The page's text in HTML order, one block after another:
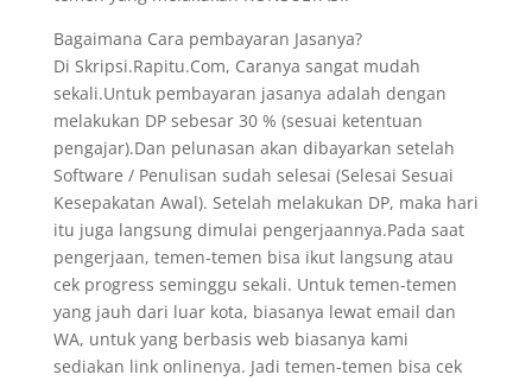
Bagaimana Cara pembayaran Jasanya?
Di Skripsi.Rapitu.Com, Caranya sangat mudah
sekali.Untuk pembayaran jasanya adalah dengan
melakukan DP sebesar 30 % (sesuai ketentuan
pengajar).Dan pelunasan akan dibayarkan setelah
Software / Penulisan sudah selesai (Selesai Sesuai
Kesepakatan Awal). Setelah melakukan DP, maka hari
itu juga langsung dimulai pengerjaannya.Pada saat
pengerjaan, temen-temen bisa ikut langsung atau
cek progress seminggu sekali. Untuk temen-temen
yang jauh dari luar kota, biasanya lewat email dan
WA, untuk yang berbasis web biasanya kami
sediakan link onlinenya. Jadi temen-temen bisa cek